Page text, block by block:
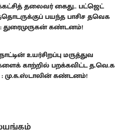
தலைவர் கைது.. பட்ஜெட்
பயந்த பாசிச தவெக
: துரைமுருகன் கண்டனம்!
உயர்சிறப்பு மருத்துவ
காற்றில் பறக்கவிட்ட த.வெ.க
: மு.க.ஸ்டாலின் கண்டனம்!